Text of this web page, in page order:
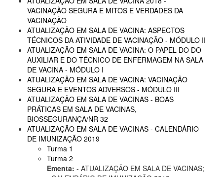
VACINAÇÃO SEGURA E MITOS E VERDADES DA
VACINAÇÃO
ATUALIZAÇÃO EM SALA DE VACINA: ASPECTOS
TÉCNICOS DA ATIVIDADE DE VACINAÇÃO - MÓDULO II
ATUALIZAÇÃO EM SALA DE VACINA: O PAPEL DO DO
AUXILIAR E DO TÉCNICO DE ENFERMAGEM NA SALA
DE VACINA - MÓDULO I
ATUALIZAÇÃO EM SALA DE VACINA: VACINAÇÃO
SEGURA E EVENTOS ADVERSOS - MÓDULO III
ATUALIZAÇÃO EM SALA DE VACINAS - BOAS
PRÁTICAS EM SALA DE VACINAS,
BIOSSEGURANÇA/NR 32
ATUALIZAÇÃO EM SALA DE VACINAS - CALENDÁRIO
DE IMUNIZAÇÃO 2019
Turma 1
Turma 2
Ementa: - ATUALIZAÇÃO EM SALA DE VACINAS;